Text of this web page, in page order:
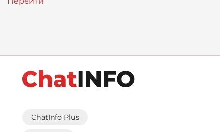
ChatInfo Plus